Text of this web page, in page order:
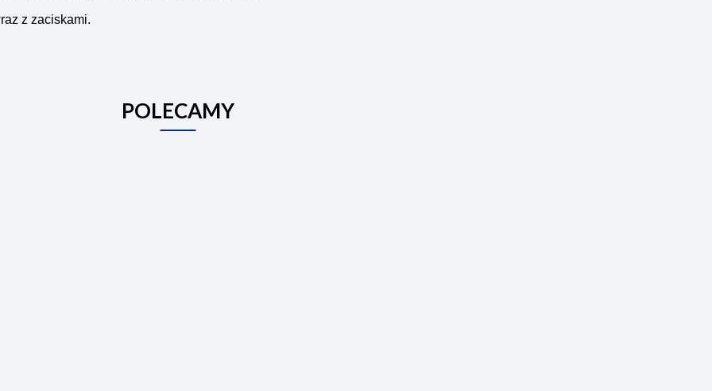
z zaciskami.
POLECAMY